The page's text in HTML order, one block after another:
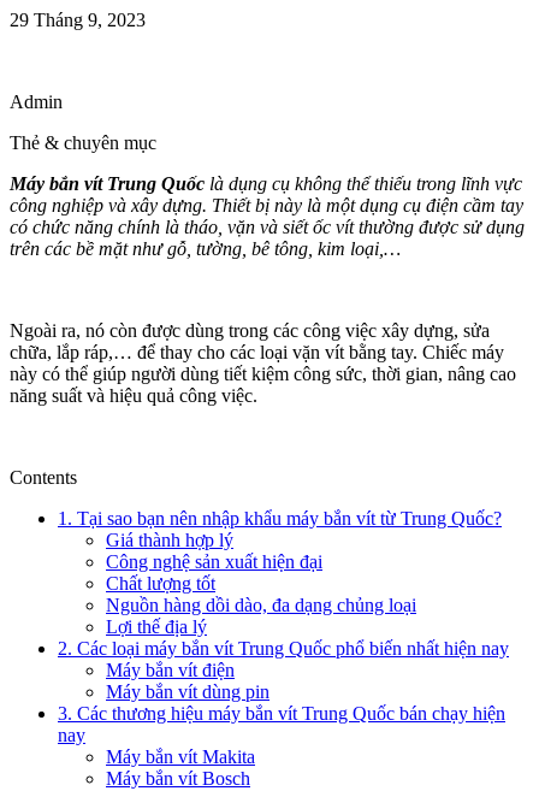
29 Tháng 9, 2023
Admin
Thẻ & chuyên mục
Máy bắn vít Trung Quốc là dụng cụ không thể thiếu trong lĩnh vực
công nghiệp và xây dựng. Thiết bị này là một dụng cụ điện cầm tay
có chức năng chính là tháo, vặn và siết ốc vít thường được sử dụng
trên các bề mặt như gỗ, tường, bê tông, kim loại,…
Ngoài ra, nó còn được dùng trong các công việc xây dựng, sửa
chữa, lắp ráp,… để thay cho các loại vặn vít bằng tay. Chiếc máy
này có thể giúp người dùng tiết kiệm công sức, thời gian, nâng cao
năng suất và hiệu quả công việc.
Contents
1. Tại sao bạn nên nhập khẩu máy bắn vít từ Trung Quốc?
Giá thành hợp lý
Công nghệ sản xuất hiện đại
Chất lượng tốt
Nguồn hàng dồi dào, đa dạng chủng loại
Lợi thế địa lý
2. Các loại máy bắn vít Trung Quốc phổ biến nhất hiện nay
Máy bắn vít điện
Máy bắn vít dùng pin
3. Các thương hiệu máy bắn vít Trung Quốc bán chạy hiện
nay
Máy bắn vít Makita
Máy bắn vít Bosch